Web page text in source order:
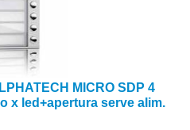
MICRO SDP 4
x led+apertura serve alim.